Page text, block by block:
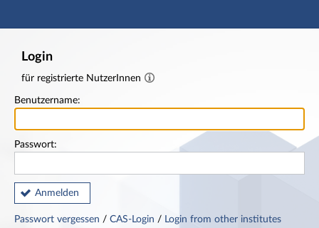
Hauptnavigation
Login
für registrierte NutzerInnen
Benutzername:
Passwort:
Anmelden
Passwort vergessen / CAS-Login / Login from other institutes